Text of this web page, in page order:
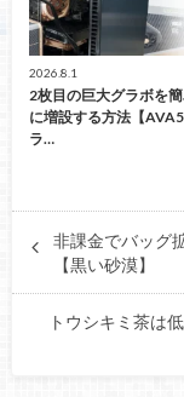
2026.8.1
2枚目の巨大グラボを
に増設する方法【
ラ…
非課金でバッグ
【黒い砂漠】
トウシキミ茶は